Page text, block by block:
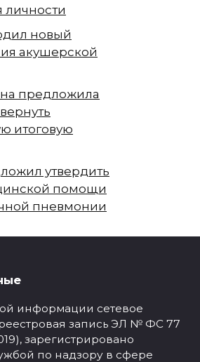
новый
акушерской
предложила
итоговую
утвердить
помощи
пневмонии
информации сетевое
запись ЭЛ № ФС 77
зарегистрировано
по надзору в сфере